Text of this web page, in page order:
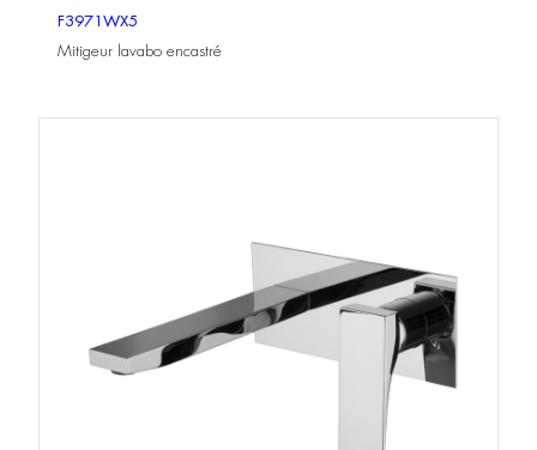
F3971WX5
Mitigeur lavabo encastré